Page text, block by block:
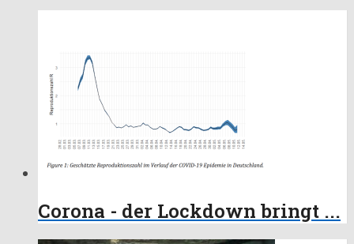
Corona - der Lockdown bringt ...